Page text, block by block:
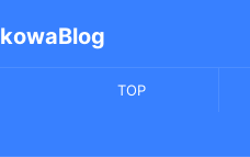
kowaBlog
TOP